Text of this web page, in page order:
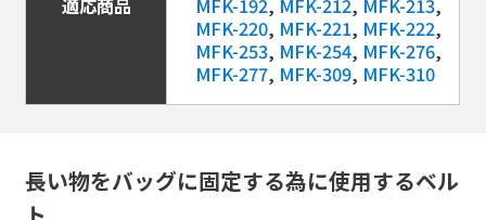
MFK-220, MFK-221, MFK-222,
MFK-253, MFK-254, MFK-276,
MFK-277, MFK-309, MFK-310
長い物をバッグに固定する為に使用するベル